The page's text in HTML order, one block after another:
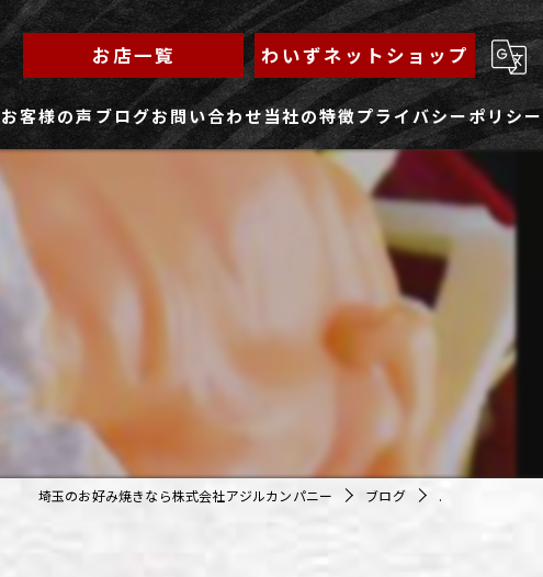
お店一覧 わいずネットショップ
お客様の声 ブログお問い合わせ当社の特徴
焼きそば
鉄板焼き
プライバシーポリシー
埼玉のお好み焼きなら株式会社アジルカンパニー ブログ .